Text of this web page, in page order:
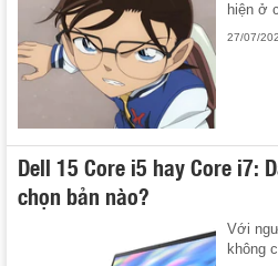
hiện ở
27/07/
Dell 15 Core i5 hay Core i7:
chọn bản nào?
Với
không